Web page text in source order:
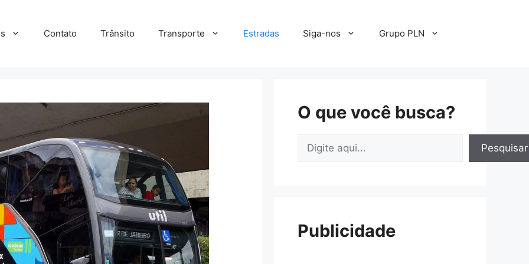
Contato Trânsito Transporte Estradas Siga-nos Grupo PLN
O que você busca?
Pesquisar
Pesquisar
Publicidade